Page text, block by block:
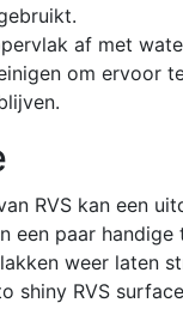
af met
om ervoor
RVS kan een
een paar handige
weer laten
shiny RVS